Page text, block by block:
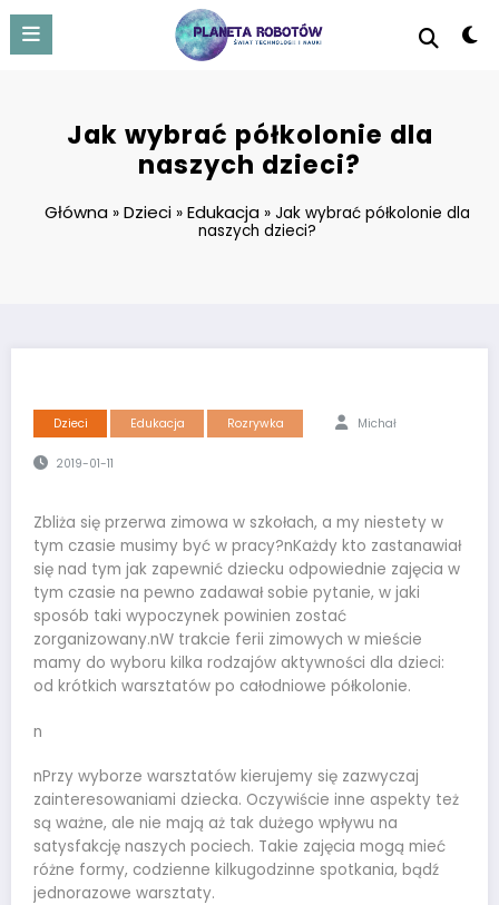
content
Jak wybrać półkolonie dla
naszych dzieci?
Główna» Dzieci» Edukacja» Jak wybrać półkolonie dla
naszych dzieci?
Dzieci Edukacja Rozrywka Michał
2019-01-11
Zbliża się przerwa zimowa w szkołach, a my niestety w
tym czasie musimy być w pracy?nKażdy kto zastanawiał
się nad tym jak zapewnić dziecku odpowiednie zajęcia w
tym czasie na pewno zadawał sobie pytanie, w jaki
sposób taki wypoczynek powinien zostać
zorganizowany.nW trakcie ferii zimowych w mieście
mamy do wyboru kilka rodzajów aktywności dla dzieci:
od krótkich warsztatów po całodniowe półkolonie.
n
nPrzy wyborze warsztatów kierujemy się zazwyczaj
zainteresowaniami dziecka. Oczywiście inne aspekty też
są ważne, ale nie mają aż tak dużego wpływu na
satysfakcję naszych pociech. Takie zajęcia mogą mieć
różne formy, codzienne kilkugodzinne spotkania, bądź
jednorazowe warsztaty.